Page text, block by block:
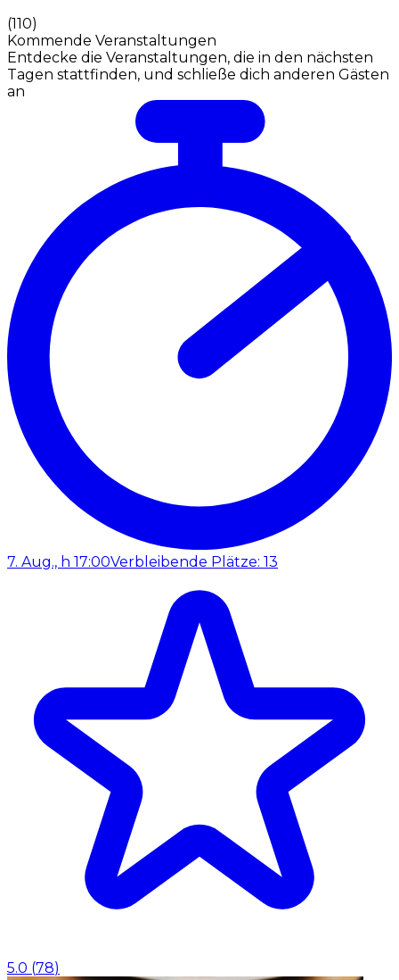
(110)
Kommende Veranstaltungen
Entdecke die Veranstaltungen, die in den nächsten
Tagen stattfinden, und schließe dich anderen Gästen
an
7. Aug., h 17:00Verbleibende Plätze: 13
5.0 (78)